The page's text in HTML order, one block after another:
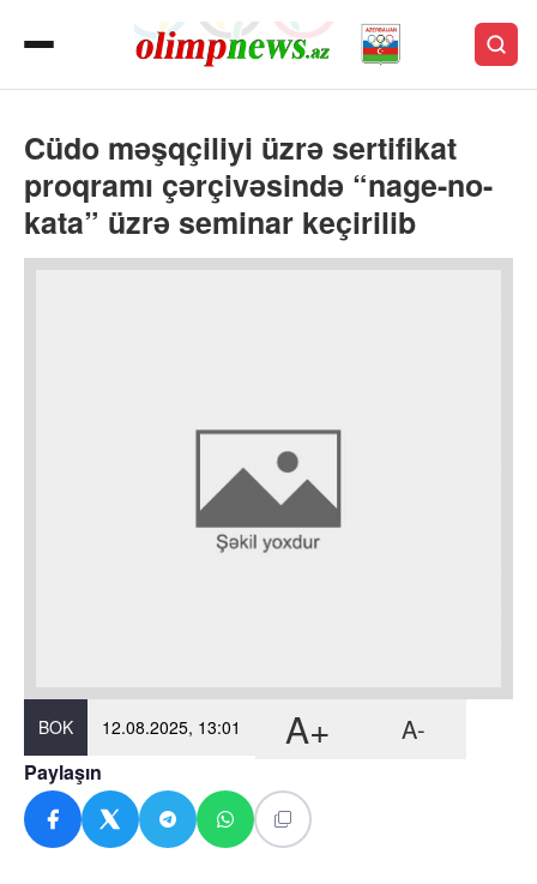
Cüdo məşqçiliyi üzrə sertifikat
proqramı çərçivəsində “nage-no-
kata” üzrə seminar keçirilib
BOK 12.08.2025, 13:01 A+ A-
Paylaşın